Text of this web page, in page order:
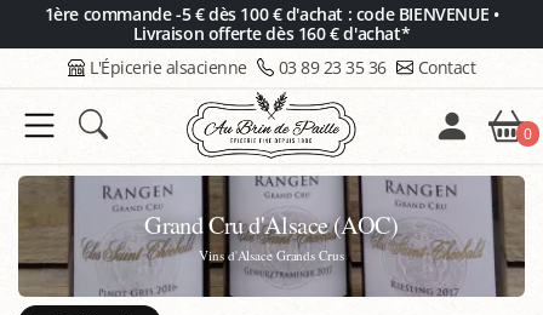
1ère commande -5 € dès 100 € d'achat : code BIENVENUE •
Livraison offerte dès 160 € d'achat*
L'Épicerie alsacienne 03 89 23 35 36 Contact
0
Grand Cru d'Alsace (AOC)
Vins d'Alsace Grands Crus
Panneau de gestion des cookies